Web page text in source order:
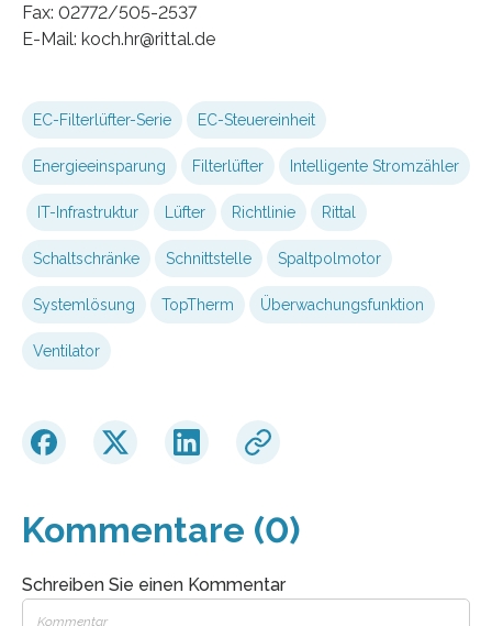
Fax: 02772/505-2537
E-Mail: koch.hr@rittal.de
EC-Filterlüfter-Serie EC-Steuereinheit
Energieeinsparung Filterlüfter Intelligente Stromzähler
IT-Infrastruktur Lüfter Richtlinie Rittal
Schaltschränke Schnittstelle Spaltpolmotor
Systemlösung TopTherm Überwachungsfunktion
Ventilator
Kommentare (0)
Schreiben Sie einen Kommentar